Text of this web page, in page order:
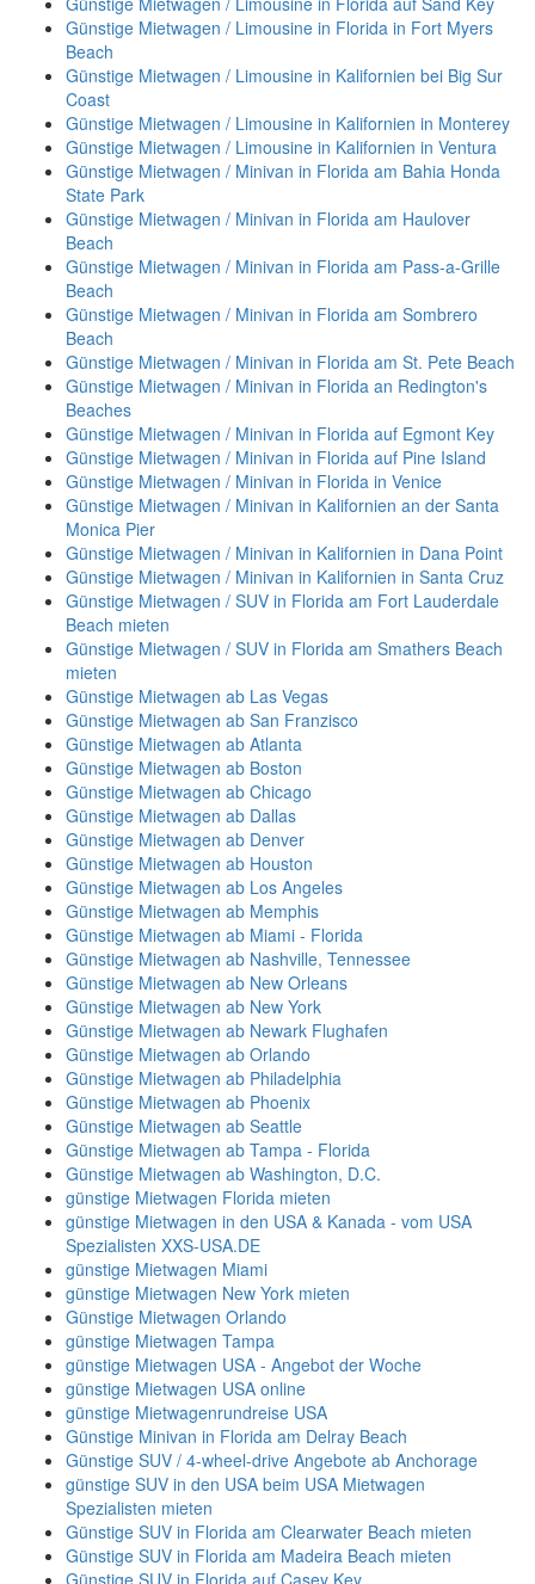
Günstige Mietwagen / Limousine in Florida in Fort Myers
Beach
Günstige Mietwagen / Limousine in Kalifornien bei Big Sur
Coast
Günstige Mietwagen / Limousine in Kalifornien in Monterey
Günstige Mietwagen / Limousine in Kalifornien in Ventura
Günstige Mietwagen / Minivan in Florida am Bahia Honda
State Park
Günstige Mietwagen / Minivan in Florida am Haulover
Beach
Günstige Mietwagen / Minivan in Florida am Pass-a-Grille
Beach
Günstige Mietwagen / Minivan in Florida am Sombrero
Beach
Günstige Mietwagen / Minivan in Florida am St. Pete Beach
Günstige Mietwagen / Minivan in Florida an Redington's
Beaches
Günstige Mietwagen / Minivan in Florida auf Egmont Key
Günstige Mietwagen / Minivan in Florida auf Pine Island
Günstige Mietwagen / Minivan in Florida in Venice
Günstige Mietwagen / Minivan in Kalifornien an der Santa
Monica Pier
Günstige Mietwagen / Minivan in Kalifornien in Dana Point
Günstige Mietwagen / Minivan in Kalifornien in Santa Cruz
Günstige Mietwagen / SUV in Florida am Fort Lauderdale
Beach mieten
Günstige Mietwagen / SUV in Florida am Smathers Beach
mieten
Günstige Mietwagen ab Las Vegas
Günstige Mietwagen ab San Franzisco
Günstige Mietwagen ab Atlanta
Günstige Mietwagen ab Boston
Günstige Mietwagen ab Chicago
Günstige Mietwagen ab Dallas
Günstige Mietwagen ab Denver
Günstige Mietwagen ab Houston
Günstige Mietwagen ab Los Angeles
Günstige Mietwagen ab Memphis
Günstige Mietwagen ab Miami - Florida
Günstige Mietwagen ab Nashville, Tennessee
Günstige Mietwagen ab New Orleans
Günstige Mietwagen ab New York
Günstige Mietwagen ab Newark Flughafen
Günstige Mietwagen ab Orlando
Günstige Mietwagen ab Philadelphia
Günstige Mietwagen ab Phoenix
Günstige Mietwagen ab Seattle
Günstige Mietwagen ab Tampa - Florida
Günstige Mietwagen ab Washington, D.C.
günstige Mietwagen Florida mieten
günstige Mietwagen in den USA & Kanada - vom USA
Spezialisten XXS-USA.DE
günstige Mietwagen Miami
günstige Mietwagen New York mieten
Günstige Mietwagen Orlando
günstige Mietwagen Tampa
günstige Mietwagen USA - Angebot der Woche
günstige Mietwagen USA online
günstige Mietwagenrundreise USA
Günstige Minivan in Florida am Delray Beach
Günstige SUV / 4-wheel-drive Angebote ab Anchorage
günstige SUV in den USA beim USA Mietwagen
Spezialisten mieten
Günstige SUV in Florida am Clearwater Beach mieten
Günstige SUV in Florida am Madeira Beach mieten